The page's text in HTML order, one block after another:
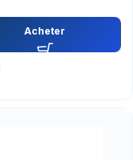
Acheter